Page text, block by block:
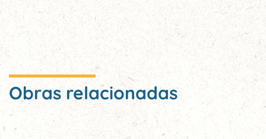
Obras relacionadas